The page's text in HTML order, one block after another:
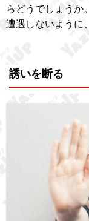
らどうでしょうか。
遭遇しないように
誘いを断る